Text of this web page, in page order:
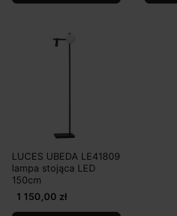
LUCES UBEDA LE41809
lampa stojąca LED
150cm
1 150,00 zł